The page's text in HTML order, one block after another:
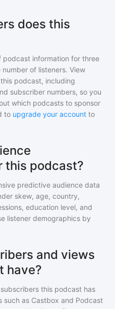
does this
podcast information for three
of listeners. View
this podcast, including
subscriber numbers, so you
which podcasts to sponsor
to upgrade your account to
this podcast?
predictive audience data
skew, age, country,
education level, and
listener demographics by
and views
have?
this podcast has
as Castbox and Podcast